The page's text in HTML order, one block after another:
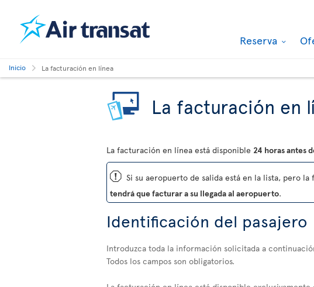
Reserva
Inicio La facturación en línea
La facturación en
La facturación en línea está disponible 24 horas antes
ü Si su aeropuerto de salida está en la lista, pero
tendrá que facturar a su llegada al aeropuerto.
Identificación del pasajero
Introduzca toda la información solicitada a
Todos los campos son obligatorios.